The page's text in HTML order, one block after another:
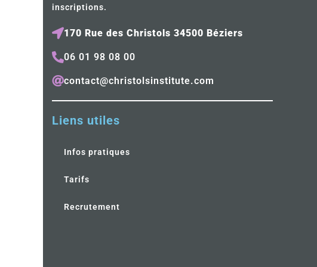
inscriptions.
170 Rue des Christols 34500 Béziers
06 01 98 08 00
contact@christolsinstitute.com
Liens utiles
Infos pratiques
Tarifs
Recrutement